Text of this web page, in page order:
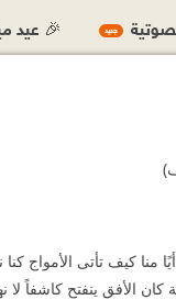
منا كيف تأتى الأمواج
الأفق ينفتح كاشفاً لا
جديد 🎉 عيد